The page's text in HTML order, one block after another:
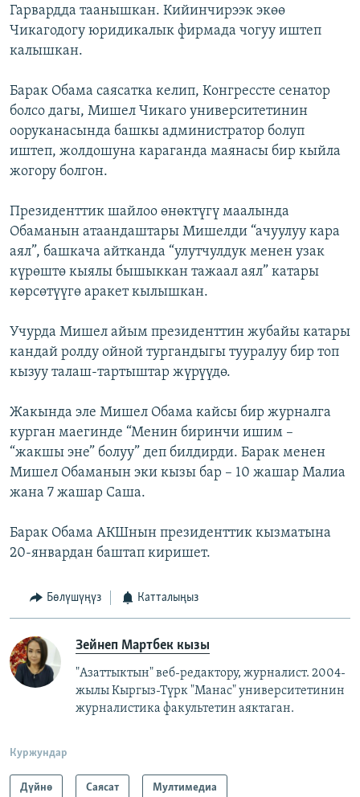
Гарвардда таанышкан. Кийинчирээк экөө
Чикагодогу юридикалык фирмада чогуу иштеп
калышкан.
Барак Обама саясатка келип, Конгрессте сенатор
болсо дагы, Мишел Чикаго университетинин
ооруканасында башкы администратор болуп
иштеп, жолдошуна караганда маянасы бир кыйла
жогору болгон.
Президенттик шайлоо өнөктүгү маалында
Обаманын атаандаштары Мишелди “ачуулуу кара
аял”, башкача айтканда “улутчулдук менен узак
күрөштө кыялы бышыккан тажаал аял” катары
көрсөтүүгө аракет кылышкан.
Учурда Мишел айым президенттин жубайы катары
кандай ролду ойной тургандыгы тууралуу бир топ
кызуу талаш-тартыштар жүрүүдө.
Жакында эле Мишел Обама кайсы бир журналга
курган маегинде “Менин биринчи ишим –
“жакшы эне” болуу” деп билдирди. Барак менен
Мишел Обаманын эки кызы бар – 10 жашар Малиа
жана 7 жашар Саша.
Барак Обама АКШнын президенттик кызматына
20-январдан баштап киришет.
Бөлүшүңүз Катталыңыз
Зейнеп Мартбек кызы
"Азаттыктын" веб-редактору, журналист. 2004-
жылы Кыргыз-Түрк "Манас" университетинин
журналистика факультетин аяктаган.
Куржундар
Дүйнө Саясат Мултимедиа